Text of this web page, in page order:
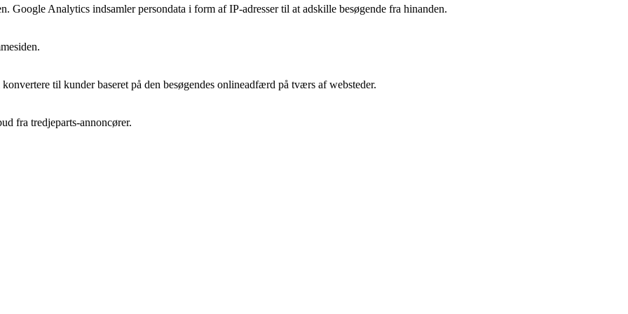
Google Analytics indsamler persondata i form af IP-adresser til at adskille besøgende fra hinanden.
til kunder baseret på den besøgendes onlineadfærd på tværs af websteder.
fra tredjeparts-annoncører.